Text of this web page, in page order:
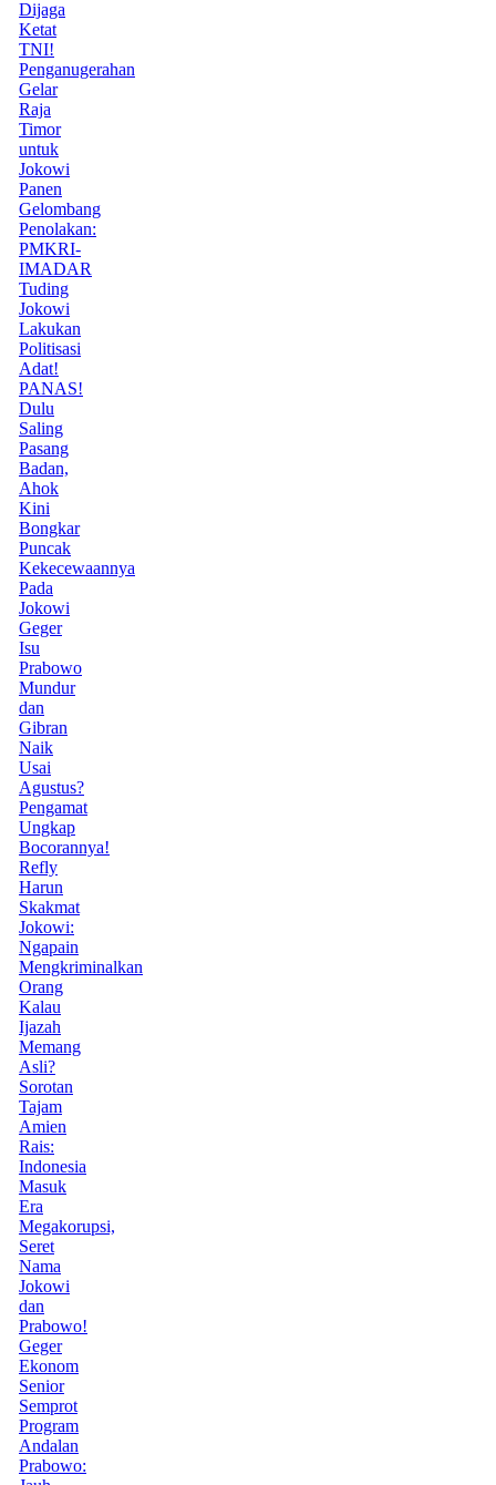
Dijaga
Ketat
TNI!
Penganugerahan
Gelar
Raja
Timor
untuk
Jokowi
Panen
Gelombang
Penolakan:
PMKRI-
IMADAR
Tuding
Jokowi
Lakukan
Politisasi
Adat!
PANAS!
Dulu
Saling
Pasang
Badan,
Ahok
Kini
Bongkar
Puncak
Kekecewaannya
Pada
Jokowi
Geger
Isu
Prabowo
Mundur
dan
Gibran
Naik
Usai
Agustus?
Pengamat
Ungkap
Bocorannya!
Refly
Harun
Skakmat
Jokowi:
Ngapain
Mengkriminalkan
Orang
Kalau
Ijazah
Memang
Asli?
Sorotan
Tajam
Amien
Rais:
Indonesia
Masuk
Era
Megakorupsi,
Seret
Nama
Jokowi
dan
Prabowo!
Geger
Ekonom
Senior
Semprot
Program
Andalan
Prabowo: